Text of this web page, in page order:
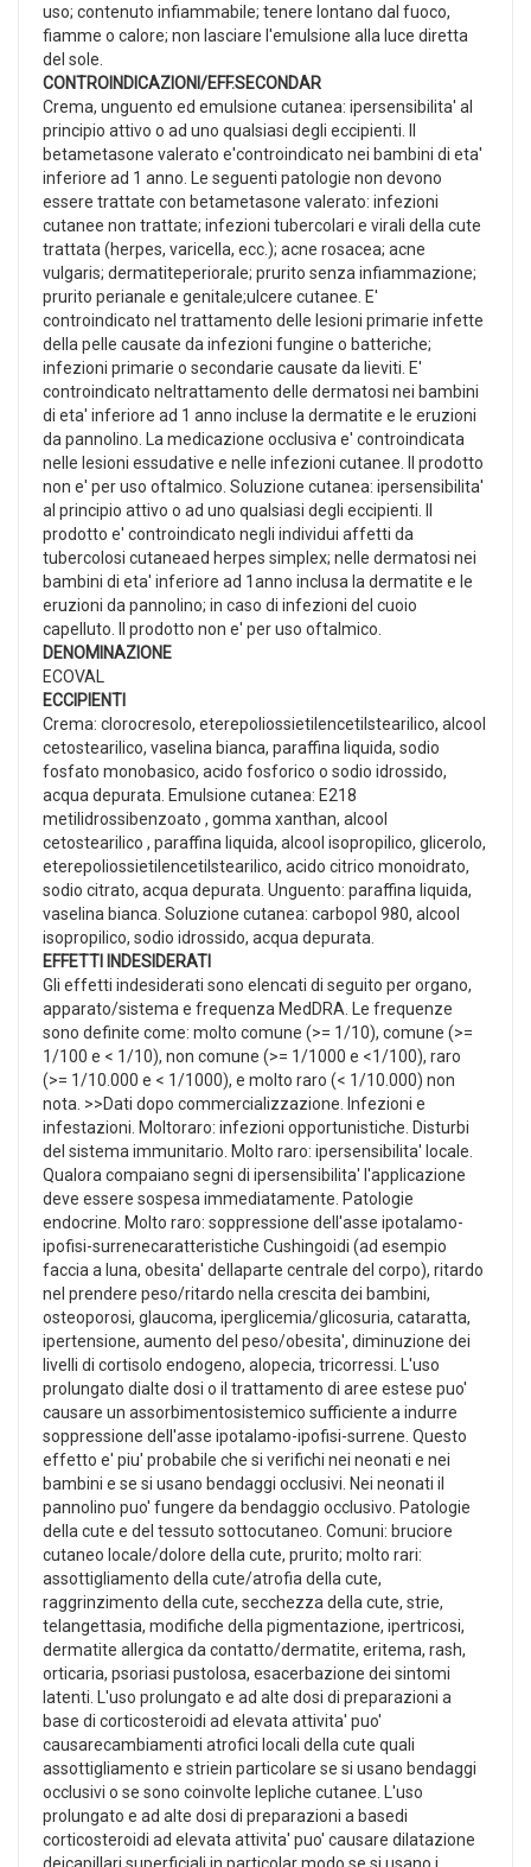
uso; contenuto infiammabile; tenere lontano dal fuoco,
fiamme o calore; non lasciare l'emulsione alla luce diretta
del sole.
CONTROINDICAZIONI/EFF.SECONDAR
Crema, unguento ed emulsione cutanea: ipersensibilita' al
principio attivo o ad uno qualsiasi degli eccipienti. Il
betametasone valerato e'controindicato nei bambini di eta'
inferiore ad 1 anno. Le seguenti patologie non devono
essere trattate con betametasone valerato: infezioni
cutanee non trattate; infezioni tubercolari e virali della cute
trattata (herpes, varicella, ecc.); acne rosacea; acne
vulgaris; dermatiteperiorale; prurito senza infiammazione;
prurito perianale e genitale;ulcere cutanee. E'
controindicato nel trattamento delle lesioni primarie infette
della pelle causate da infezioni fungine o batteriche;
infezioni primarie o secondarie causate da lieviti. E'
controindicato neltrattamento delle dermatosi nei bambini
di eta' inferiore ad 1 anno incluse la dermatite e le eruzioni
da pannolino. La medicazione occlusiva e' controindicata
nelle lesioni essudative e nelle infezioni cutanee. Il prodotto
non e' per uso oftalmico. Soluzione cutanea: ipersensibilita'
al principio attivo o ad uno qualsiasi degli eccipienti. Il
prodotto e' controindicato negli individui affetti da
tubercolosi cutaneaed herpes simplex; nelle dermatosi nei
bambini di eta' inferiore ad 1anno inclusa la dermatite e le
eruzioni da pannolino; in caso di infezioni del cuoio
capelluto. Il prodotto non e' per uso oftalmico.
DENOMINAZIONE
ECOVAL
ECCIPIENTI
Crema: clorocresolo, eterepoliossietilencetilstearilico, alcool
cetostearilico, vaselina bianca, paraffina liquida, sodio
fosfato monobasico, acido fosforico o sodio idrossido,
acqua depurata. Emulsione cutanea: E218
metilidrossibenzoato , gomma xanthan, alcool
cetostearilico , paraffina liquida, alcool isopropilico, glicerolo,
eterepoliossietilencetilstearilico, acido citrico monoidrato,
sodio citrato, acqua depurata. Unguento: paraffina liquida,
vaselina bianca. Soluzione cutanea: carbopol 980, alcool
isopropilico, sodio idrossido, acqua depurata.
EFFETTI INDESIDERATI
Gli effetti indesiderati sono elencati di seguito per organo,
apparato/sistema e frequenza MedDRA. Le frequenze
sono definite come: molto comune (>= 1/10), comune (>=
1/100 e < 1/10), non comune (>= 1/1000 e <1/100), raro
(>= 1/10.000 e < 1/1000), e molto raro (< 1/10.000) non
nota. >>Dati dopo commercializzazione. Infezioni e
infestazioni. Moltoraro: infezioni opportunistiche. Disturbi
del sistema immunitario. Molto raro: ipersensibilita' locale.
Qualora compaiano segni di ipersensibilita' l'applicazione
deve essere sospesa immediatamente. Patologie
endocrine. Molto raro: soppressione dell'asse ipotalamo-
ipofisi-surrenecaratteristiche Cushingoidi (ad esempio
faccia a luna, obesita' dellaparte centrale del corpo), ritardo
nel prendere peso/ritardo nella crescita dei bambini,
osteoporosi, glaucoma, iperglicemia/glicosuria, cataratta,
ipertensione, aumento del peso/obesita', diminuzione dei
livelli di cortisolo endogeno, alopecia, tricorressi. L'uso
prolungato dialte dosi o il trattamento di aree estese puo'
causare un assorbimentosistemico sufficiente a indurre
soppressione dell'asse ipotalamo-ipofisi-surrene. Questo
effetto e' piu' probabile che si verifichi nei neonati e nei
bambini e se si usano bendaggi occlusivi. Nei neonati il
pannolino puo' fungere da bendaggio occlusivo. Patologie
della cute e del tessuto sottocutaneo. Comuni: bruciore
cutaneo locale/dolore della cute, prurito; molto rari:
assottigliamento della cute/atrofia della cute,
raggrinzimento della cute, secchezza della cute, strie,
telangettasia, modifiche della pigmentazione, ipertricosi,
dermatite allergica da contatto/dermatite, eritema, rash,
orticaria, psoriasi pustolosa, esacerbazione dei sintomi
latenti. L'uso prolungato e ad alte dosi di preparazioni a
base di corticosteroidi ad elevata attivita' puo'
causarecambiamenti atrofici locali della cute quali
assottigliamento e striein particolare se si usano bendaggi
occlusivi o se sono coinvolte lepliche cutanee. L'uso
prolungato e ad alte dosi di preparazioni a basedi
corticosteroidi ad elevata attivita' puo' causare dilatazione
deicapillari superficiali in particolar modo se si usano i